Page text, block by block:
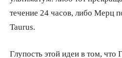
течение 24 часов, либо Мерц
Taurus.
Глупость этой идеи в том, что